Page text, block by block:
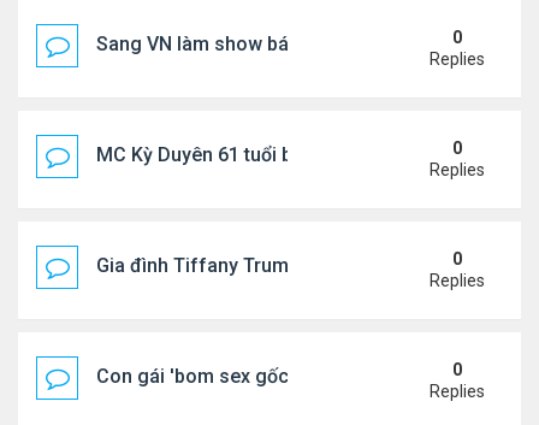
Sang VN làm show bán vé giá "trên trời"
0
Replies
MC Kỳ Duyên 61 tuổi bị soi nhan sắc khi 0
Replies
Gia đình Tiffany Trump đi nghỉ ở Spain
0
Replies
Con gái 'bom sex gốc Việt' đón tuổi 18
0
Replies